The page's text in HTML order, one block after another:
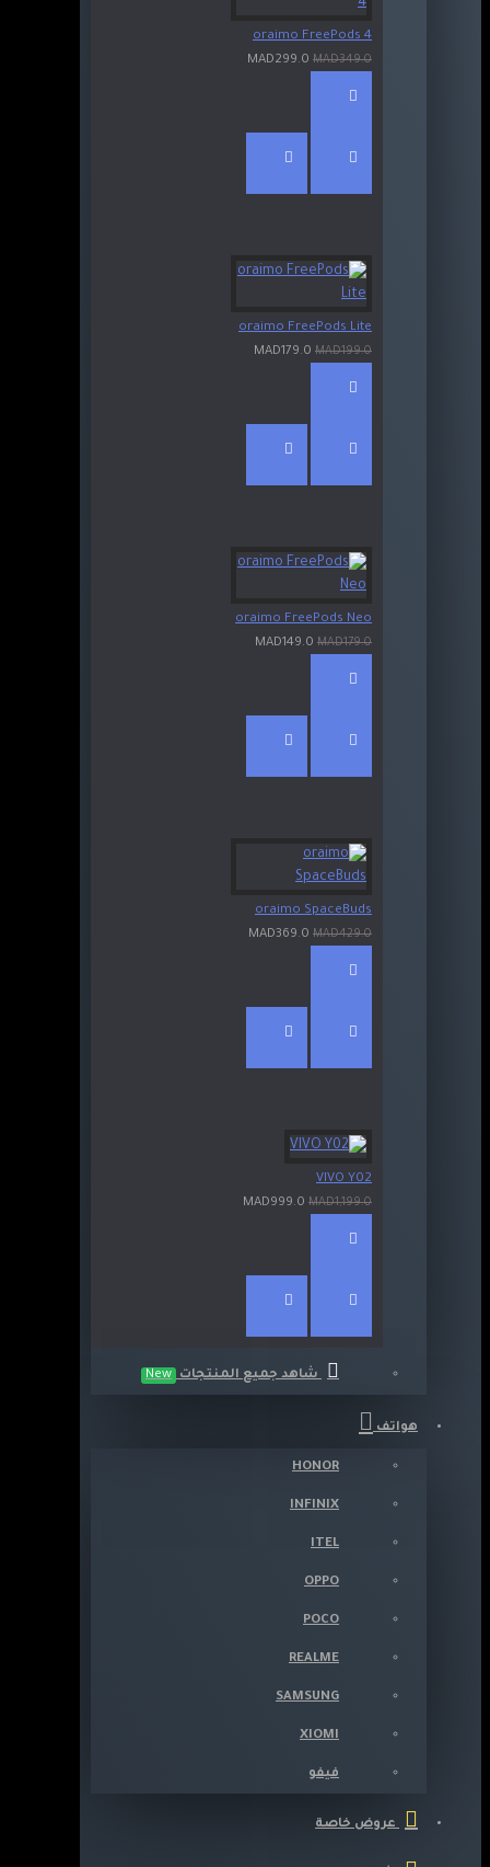
oraimo FreePods 4
MAD299.0 MAD349.0
oraimo FreePods Lite
MAD179.0 MAD199.0
oraimo FreePods Neo
MAD149.0 MAD179.0
oraimo SpaceBuds
MAD369.0 MAD429.0
VIVO Y02
MAD999.0 MAD1,199.0
شاهد جميع المنتجات New
هواتف
HONOR
INFINIX
ITEL
OPPO
POCO
REALME
SAMSUNG
XIOMI
فيفو
عروض خاصة